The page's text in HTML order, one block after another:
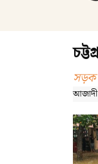
সড়ক
আজাদী